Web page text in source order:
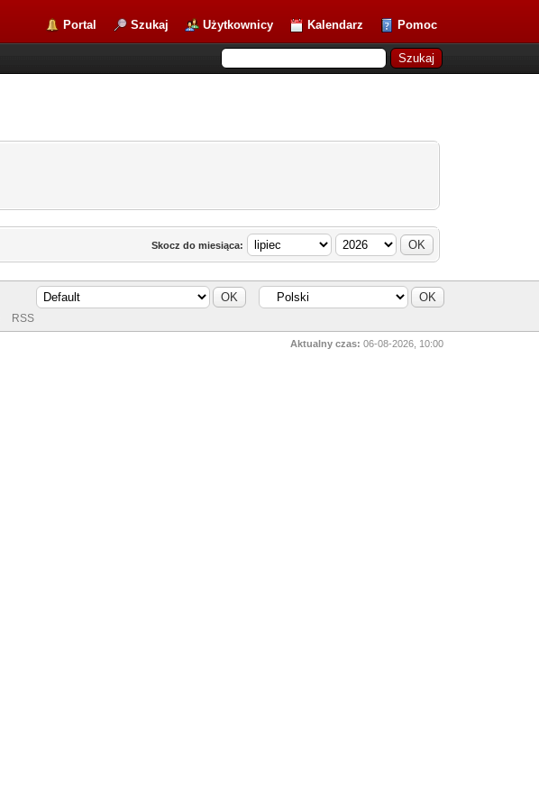
Portal Szukaj Użytkownicy Kalendarz Pomoc
Skocz do miesiąca:
RSS
Aktualny czas: 06-08-2026, 10:00